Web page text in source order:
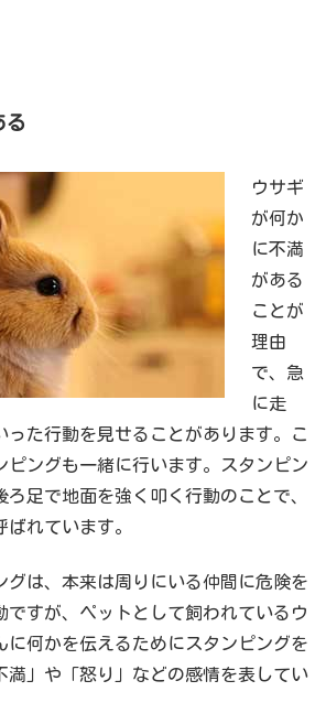
る
ウサギ
が何か
に不満
がある
ことが
理由
で、急
に走
った行動を見せることがあります。こ
ピングも一緒に行います。スタンピン
ろ足で地面を強く叩く行動のことで、
れています。
グは、本来は周りにいる仲間に危険を
ですが、ペットとして飼われているウ
に何かを伝えるためにスタンピングを
満」や「怒り」などの感情を表してい